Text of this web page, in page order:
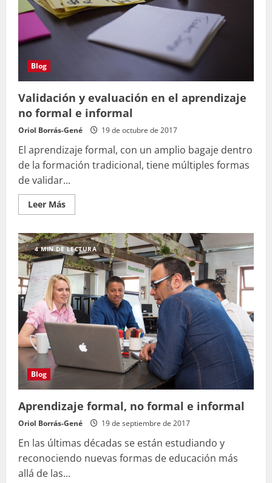
Blog
Validación y evaluación en el aprendizaje
no formal e informal
Oriol Borrás-Gené 19 de octubre de 2017
El aprendizaje formal, con un amplio bagaje dentro
de la formación tradicional, tiene múltiples formas
de validar...
Leer MásLeer
más
Validación
y
evaluación
en
el
aprendizaje
no
formal
e
informal
4 MIN DE LECTURA
Blog
Aprendizaje formal, no formal e informal
Oriol Borrás-Gené 19 de septiembre de 2017
En las últimas décadas se están estudiando y
reconociendo nuevas formas de educación más
allá de las...